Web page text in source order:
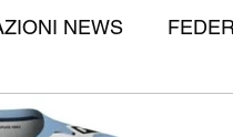
NEWS
RUGBY